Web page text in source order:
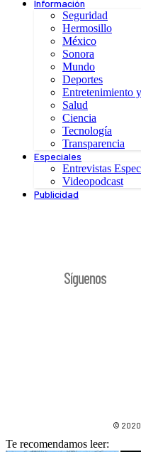
Información
Seguridad
Hermosillo
México
Sonora
Mundo
Deportes
Entretenimiento
Salud
Ciencia
Tecnología
Transparencia
Especiales
Entrevistas
Videopodcast
Publicidad
Síguenos
© 2020
Te recomendamos leer: